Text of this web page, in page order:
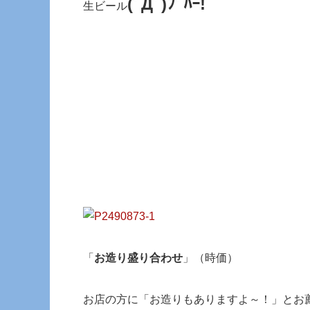
生ビール
「 お造り盛り合わせ 」（時価）
お店の方に「お造りもありますよ～！」とお